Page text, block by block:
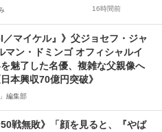
16時間前
／マイケル』》父ジョセフ・ジャ
マン・ドミンゴ オフィシャルイ
魅了した名優、複雑な父親像へ
本興収70億円突破》
編集部
50戦無敗》「顔を見ると、『やば